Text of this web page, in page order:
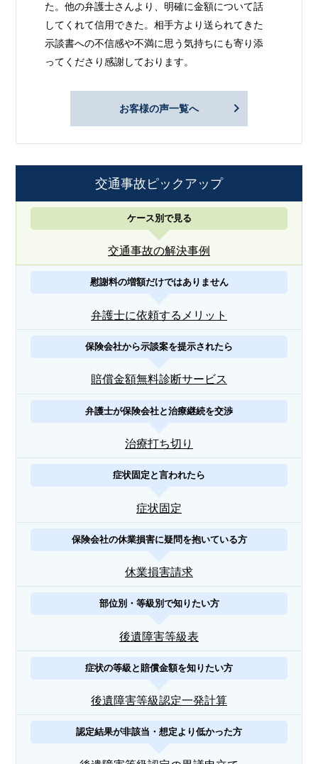
た。他の弁護士さんより、明確に金額について話
してくれて信用できた。相手方より送られてきた
示談書への不信感や不満に思う気持ちにも寄り添
ってくださり感謝しております。
お客様の声一覧へ
交通事故ピックアップ
ケース別で見る
交通事故の解決事例
慰謝料の増額だけではありません
弁護士に依頼するメリット
保険会社から示談案を提示されたら
賠償金額無料診断サービス
弁護士が保険会社と治療継続を交渉
治療打ち切り
症状固定と言われたら
症状固定
保険会社の休業損害に疑問を抱いている方
休業損害請求
部位別・等級別で知りたい方
後遺障害等級表
症状の等級と賠償金額を知りたい方
後遺障害等級認定一発計算
認定結果が非該当・想定より低かった方